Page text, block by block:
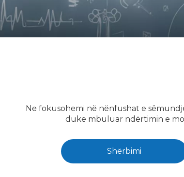
Ne fokusohemi në nënfushat e
duke mbuluar ndërtimin e
Shërbimi